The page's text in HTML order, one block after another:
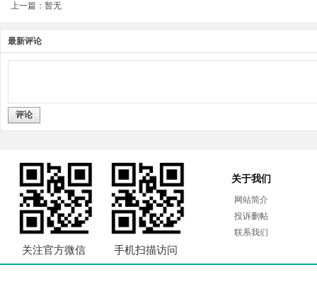
上一篇：暂无
最新评论
评论
关注官方微信 手机扫描访问
关于我们
网站简介
投诉删帖
联系我们